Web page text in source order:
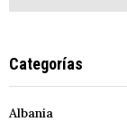
Categorías
Albania